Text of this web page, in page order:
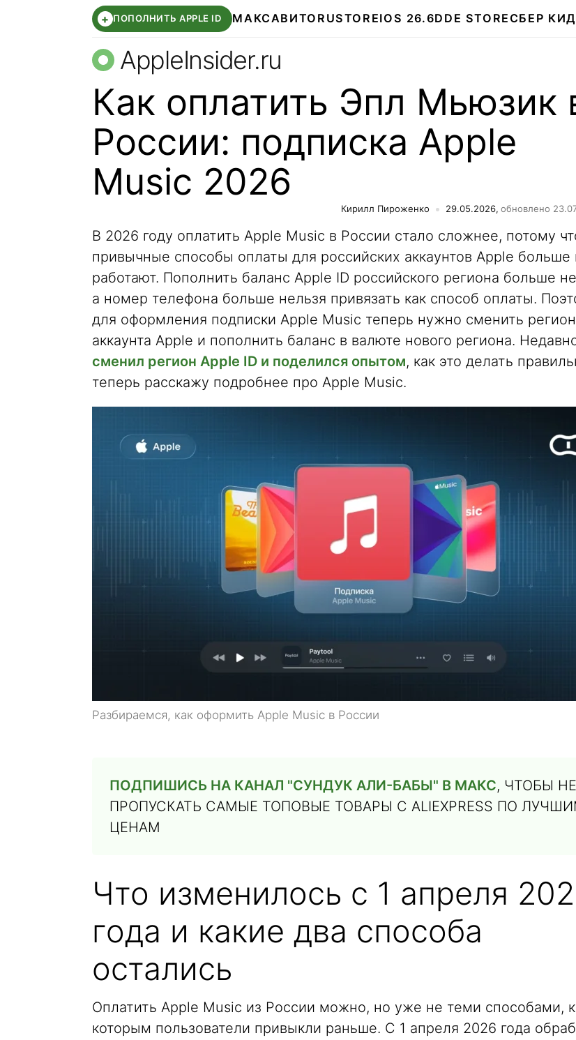
+ ПОПОЛНИТЬ APPLE ID МАКСАВИТО RUSTOREIOS 26.6DDE STORE СБЕР
AppleInsider.ru
Как оплатить Эпл Мьюзик
России: подписка Apple
Music 2026
Кирилл Пироженко 29.05.2026, обновлено
В 2026 году оплатить Apple Music в России стало сложнее, потому
привычные способы оплаты для российских аккаунтов Apple больше
работают. Пополнить баланс Apple ID российского региона больше
а номер телефона больше нельзя привязать как способ оплаты.
для оформления подписки Apple Music теперь нужно сменить регион
аккаунта Apple и пополнить баланс в валюте нового региона.
сменил регион Apple ID и поделился опытом, как это делать
теперь расскажу подробнее про Apple Music.
Разбираемся, как оформить Apple Music в России
ПОДПИШИСЬ НА КАНАЛ "СУНДУК АЛИ-БАБЫ" В МАКС, ЧТОБЫ НЕ
ПРОПУСКАТЬ САМЫЕ ТОПОВЫЕ ТОВАРЫ С ALIEXPRESS ПО
ЦЕНАМ
Что изменилось с 1 апреля
года и какие два способа
остались
Оплатить Apple Music из России можно, но уже не теми способами, к
которым пользователи привыкли раньше. С 1 апреля 2026 года